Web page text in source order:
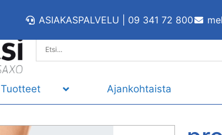
ASIAKASPALVELU | 09 341 72 800
Tuotteet Ajankohtaista